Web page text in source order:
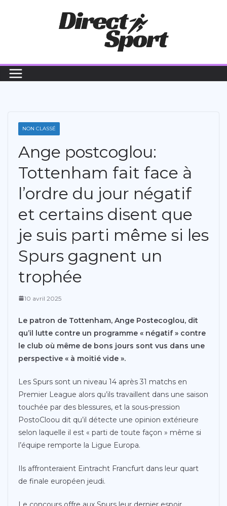
NON CLASSÉ
Ange postcoglou:
Tottenham fait face à
l’ordre du jour négatif
et certains disent que
je suis parti même si les
Spurs gagnent un
trophée
10 avril 2025
Le patron de Tottenham, Ange Postecoglou, dit
qu’il lutte contre un programme « négatif » contre
le club où même de bons jours sont vus dans une
perspective « à moitié vide ».
Les Spurs sont un niveau 14 après 31 matchs en
Premier League alors qu’ils travaillent dans une saison
touchée par des blessures, et la sous-pression
PostoCloou dit qu’il détecte une opinion extérieure
selon laquelle il est « parti de toute façon » même si
l’équipe remporte la Ligue Europa.
Ils affronteraient Eintracht Francfurt dans leur quart
de finale européen jeudi.